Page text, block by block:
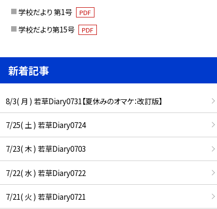
学校だより 第1号 PDF
学校だより第15号 PDF
新着記事
8/3( 月 ) 若草Diary0731【夏休みのオマケ：改訂版】
7/25( 土 ) 若草Diary0724
7/23( 木 ) 若草Diary0703
7/22( 水 ) 若草Diary0722
7/21( 火 ) 若草Diary0721